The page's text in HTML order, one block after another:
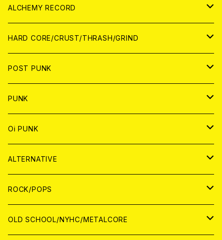
PATCH
アナログ
DIGITAL CONTENTS
ALCHEMY RECORD
CD
ANALOG
HARD CORE/CRUST/THRASH/GRIND
JAPAN
CD
ANALOG
WORLD
CD
ANALOG
POST PUNK
CD
JAPAN
WORLD
ANALOG
JAPAN
WORLD
PUNK
JAPAN
CD
ANALOG
WORLD
CD
ANALOG
Oi PUNK
JAPAN
CD
ANALOG
WOLRD
CD
ALTERNATIVE
JAPAN
CD
WORLD
ROCK/POPS
JAPAN
OLD SCHOOL/NYHC/METALCORE